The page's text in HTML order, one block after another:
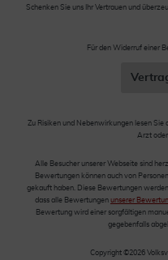
Schenken Sie uns Ihr Vertrauen und
Für den Widerruf einer
Zu Risiken und Nebenwirkungen lesen Sie
Arzt
Alle Besucher unserer Webseite sind
Bewertungen können auch von
gekauft haben. Diese Bewertungen
dass alle Bewertungen unserer
Bewertung wird einer sorgfältigen
gegebenfalls
Copyright ©2026